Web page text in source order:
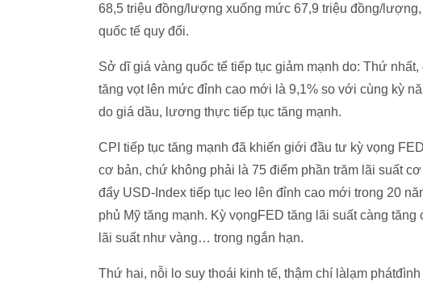
68,5 triệu đồng/lượng xuống mức 67,9 triệu đồng/
quốc tế quy đổi.
Sở dĩ giá vàng quốc tế tiếp tục giảm mạnh do: Thứ
tăng vọt lên mức đỉnh cao mới là 9,1% so với cùng kỳ
do giá dầu, lương thực tiếp tục tăng mạnh.
CPI tiếp tục tăng mạnh đã khiến giới đầu tư kỳ vọng
cơ bản, chứ không phải là 75 điểm phần trăm lãi suất
đẩy USD-Index tiếp tục leo lên đỉnh cao mới trong 20
phủ Mỹ tăng mạnh. Kỳ vọngFED tăng lãi suất càng
lãi suất như vàng… trong ngắn hạn.
Thứ hai, nỗi lo suy thoái kinh tế, thậm chí làlạm